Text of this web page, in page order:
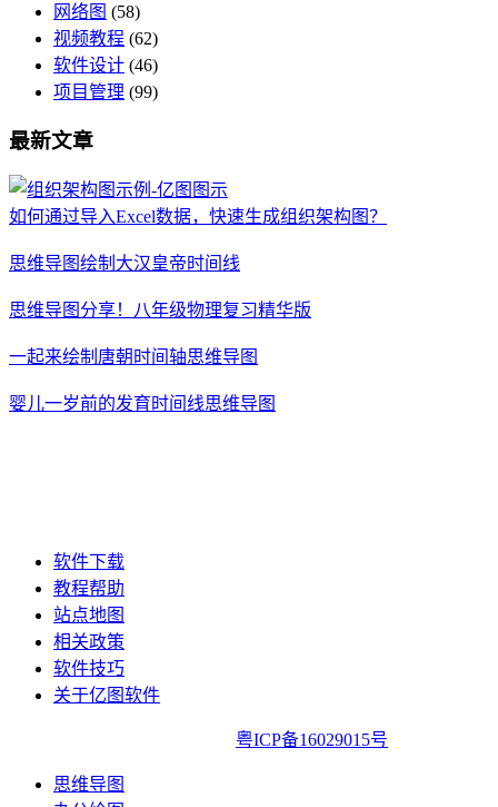
网络图 (58)
视频教程 (62)
软件设计 (46)
项目管理 (99)
最新文章
如何通过导入Excel数据，快速生成组织架构图？
思维导图绘制大汉皇帝时间线
思维导图分享！八年级物理复习精华版
一起来绘制唐朝时间轴思维导图
婴儿一岁前的发育时间线思维导图
软件下载
教程帮助
站点地图
相关政策
软件技巧
关于亿图软件
粤ICP备16029015号
思维导图